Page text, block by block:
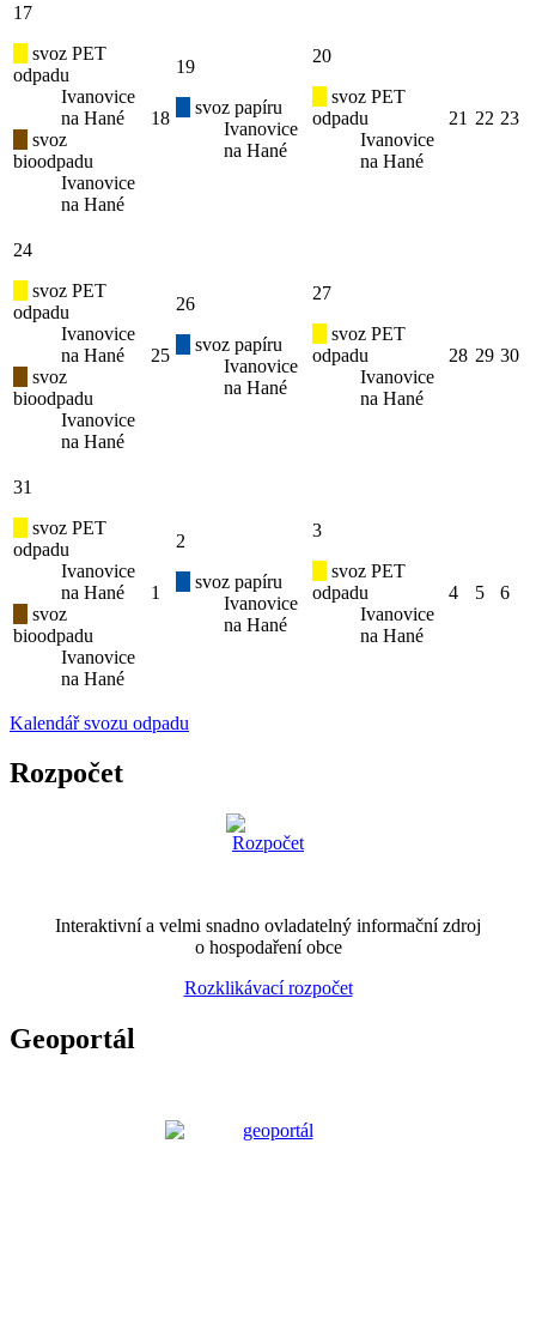
17
svoz PET
odpadu
Ivanovice
na Hané
svoz
bioodpadu
Ivanovice
na Hané
18
19
svoz papíru
Ivanovice
na Hané
20
svoz PET
odpadu
Ivanovice
na Hané
21 22 23
24
svoz PET
odpadu
Ivanovice
na Hané
svoz
bioodpadu
Ivanovice
na Hané
25
26
svoz papíru
Ivanovice
na Hané
27
svoz PET
odpadu
Ivanovice
na Hané
28 29 30
31
svoz PET
odpadu
Ivanovice
na Hané
svoz
bioodpadu
Ivanovice
na Hané
1
2
svoz papíru
Ivanovice
na Hané
3
svoz PET
odpadu
Ivanovice
na Hané
4 5 6
Kalendář svozu odpadu
Rozpočet
Interaktivní a velmi snadno ovladatelný informační zdroj
o hospodaření obce
Rozklikávací rozpočet
Geoportál